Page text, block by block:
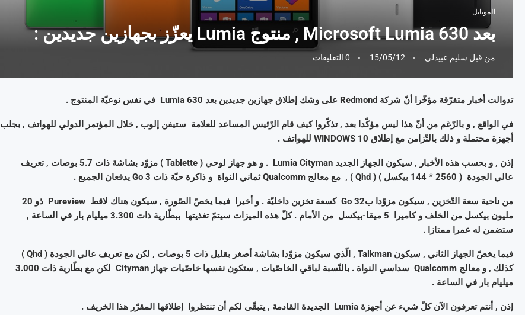
الموبايل
بعد Microsoft Lumia 630 , منتوج Lumia يعزّز بجهازين جديدين :
من قبل سليم عبيدلي 15/05/12 0 التعليقات
تدوالت أخبار متفرّقة مؤخّرا أنّ شركة Redmond على وشك إطلاق جهازين جديدين بعد Lumia 630 في نفس نوعيّة المنتوج .
في الواقع , و بالرّغم من أنّ هذا ليس مؤكّدا بعد , تذكّروا كيف قام الرّئيس المساعد للعلامة ستيفن إلوب , خلال المؤتمر الدولي للهواتف , بجلب
أجهزة محتملة و ذلك بالتّزامن مع إطلاق WINDOWS 10 للهواتف .
إذن , و بحسب هذه الأخبار , سيكون الجهاز الجديد Lumia Cityman . و هو جهاز لوحي ( Tablette ) مزوّد بشاشة ذات 5.7 بوصات , تعريف
عالي الجودة ( 2560 * 144 بيكسل ) ( Qhd ) , مع معالج Qualcomm ثماني النواة و ذاكرة حيّة ذات 3 Go يدفعان الجميع .
من ناحية سعة التّخزين , سيكون مزوّدا ب32 Go كسعة تخزين داخليّة . و أخيرا فيما يخصّ الصّورة , سيكون هناك لاقط Pureview ذو 20
مليون بيكسل من الخلف و كاميرا 5 ميقا-بيكسل من الأمام . كلّ هذه الميزات سيتمّ تغذيتها ببطّارية ذات 3.300 ميليام بار في الساعة ,
ستضمن له عمرا ممتازا .
فيما يخصّ الجهاز الثاني , سيكون Talkman , الّذي سيكون مزوّدا بشاشة أصغر بقليل ذات 5 بوصات , لكن مع تعريف عالي الجودة ( Qhd )
كذلك , و معالج Qualcomm سداسي النواة . بالنّسبة لباقي الخاصّيات , ستكون نفسها خاصّيات جهاز Cityman لكن مع بطّارية ذات 3.000
ميليام بار في الساعة .
إذن , أنتم تعرفون الآن كلّ شيء عن أجهزة Lumia الجديدة القادمة , يتبقّى لكم أن تنتظروا إطلاقها المقرّر هذا الخريف .